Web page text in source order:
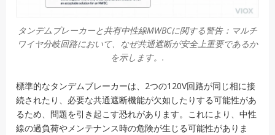
タンデムブレーカーと共有中性線MWBCに関する警告：マルチ
ワイヤ分岐回路において、なぜ共通遮断が安全上重要であるか
を示します。.
標準的なタンデムブレーカーは、2つの120V回路が同じ相に接
続されたり、必要な共通遮断機能が欠如したりする可能性があ
るため、問題を引き起こす恐れがあります。これにより、中性
線の過負荷やメンテナンス時の危険が生じる可能性がありま